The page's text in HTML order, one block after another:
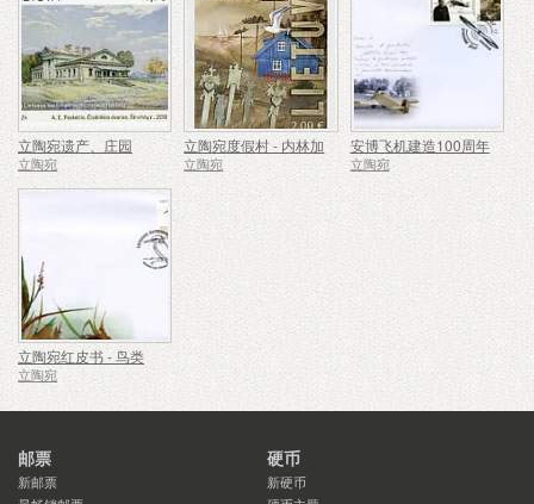
立陶宛遗产、庄园
立陶宛
立陶宛度假村 - 内林加
立陶宛
安博飞机建造100周年
立陶宛
立陶宛红皮书 - 鸟类
立陶宛
邮票
新邮票
硬币
新硬币